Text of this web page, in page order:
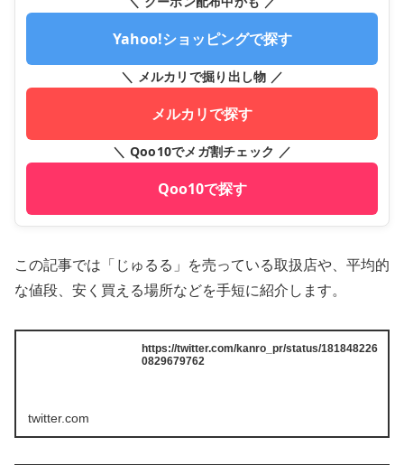
Yahoo!ショッピングで探す
＼ メルカリで掘り出し物 ／
メルカリで探す
＼ Qoo10でメガ割チェック ／
Qoo10で探す
この記事では「じゅるる」を売っている取扱店や、平均的
な値段、安く買える場所などを手短に紹介します。
https://twitter.com/kanro_pr/status/181848226
0829679762
twitter.com